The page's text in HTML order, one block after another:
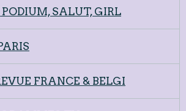
PODIUM, SALUT, GIRL
FRANCE & BELGI